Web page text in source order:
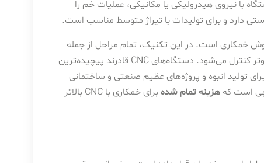
با نیروی هیدرولیکی یا مکانیکی، عملیات خم را
و برای تولیدات با تیراژ متوسط مناسب است.
خمکاری است. در این تکنیک، تمام مراحل از جمله
حرکت پروفیل، زاویه خم، شعاع انحنا و سرعت فرآیند توسط کامپیوتر کنترل می‌شود. دستگاه‌های CNC قادرند پیچیده‌ترین
تولید انبوه و پروژه‌های عظیم صنعتی و ساختمانی
است که هزینه تمام شده
برای خمکاری با CNC بالاتر